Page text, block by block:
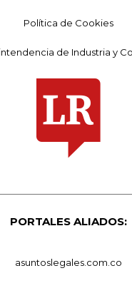
Política de Cookies
de Industria y
PORTALES ALIADOS:
asuntoslegales.com.co